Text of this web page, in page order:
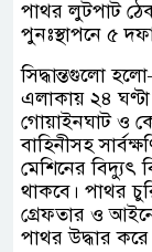
পাথর লুটপাট
পুনঃস্থাপনে ৫ দফা
সিদ্ধান্তগুলো
এলাকায় ২৪
গোয়াইনঘাট ও
বাহিনীসহ
মেশিনের বিদ্যুৎ
থাকবে। পাথর
গ্রেফতার ও
পাথর উদ্ধার